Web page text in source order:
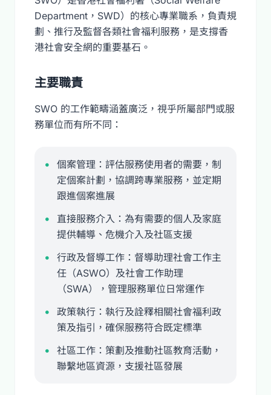
Department，SWD）的核心專業職系，負責規
劃、推行及監督各類社會福利服務，是支撐香
港社會安全網的重要基石。
主要職責
SWO 的工作範疇涵蓋廣泛，視乎所屬部門或服
務單位而有所不同：
個案管理：評估服務使用者的需要，制
定個案計劃，協調跨專業服務，並定期
跟進個案進展
直接服務介入：為有需要的個人及家庭
提供輔導、危機介入及社區支援
行政及督導工作：督導助理社會工作主
任（ASWO）及社會工作助理
（SWA），管理服務單位日常運作
政策執行：執行及詮釋相關社會福利政
策及指引，確保服務符合既定標準
社區工作：策劃及推動社區教育活動，
聯繫地區資源，支援社區發展